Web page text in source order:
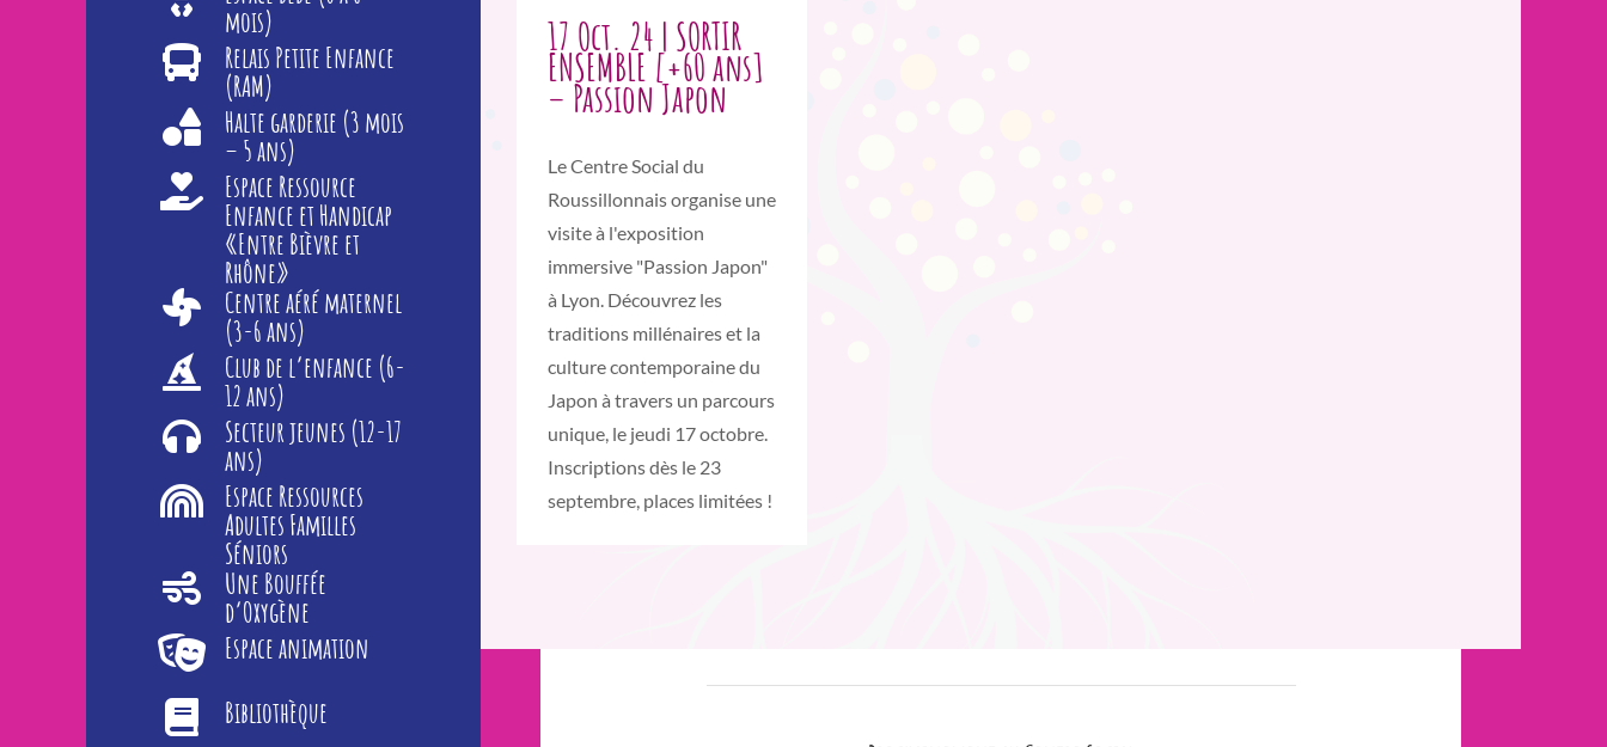
mois)
Relais Petite Enfance
(RAM)
Halte garderie (3 mois
– 5 ans)
Espace Ressource
Enfance et Handicap
«Entre Bièvre et
Rhône»
Centre aéré maternel
(3-6 ans)
Club de l’enfance (6-
12 ans)
Secteur jeunes (12-17
ans)
Espace Ressources
Adultes Familles
Séniors
Une Bouffée
d’Oxygène
Espace animation
Bibliothèque
17 Oct. 24 | SORTIR
ENSEMBLE [+60 ans]
– Passion Japon
Le Centre Social du
Roussillonnais organise une
visite à l'exposition
immersive "Passion Japon"
à Lyon. Découvrez les
traditions millénaires et la
culture contemporaine du
Japon à travers un parcours
unique, le jeudi 17 octobre.
Inscriptions dès le 23
septembre, places limitées !